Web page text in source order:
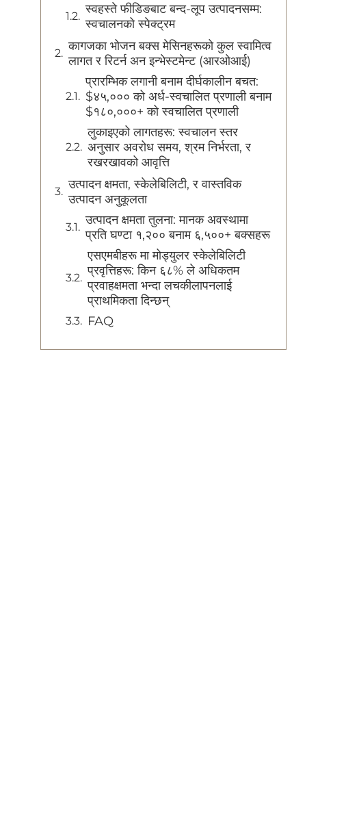
स्वहस्ते फीडिङबाट बन्द-लूप उत्पादनसम्म:
स्वचालनको स्पेक्ट्रम
कागजका भोजन बक्स मेसिनहरूको कुल स्वामित्व
लागत र रिटर्न अन इन्भेस्टमेन्ट (आरओआई)
प्रारम्भिक लगानी बनाम दीर्घकालीन बचत:
$४५,००० को अर्ध-स्वचालित प्रणाली बनाम
$१८०,०००+ को स्वचालित प्रणाली
लुकाइएको लागतहरू: स्वचालन स्तर
अनुसार अवरोध समय, श्रम निर्भरता, र
रखरखावको आवृत्ति
उत्पादन क्षमता, स्केलेबिलिटी, र वास्तविक
उत्पादन अनुकूलता
उत्पादन क्षमता तुलना: मानक अवस्थामा
प्रति घण्टा १,२०० बनाम ६,५००+ बक्सहरू
एसएमबीहरू मा मोड्युलर स्केलेबिलिटी
प्रवृत्तिहरू: किन ६८% ले अधिकतम
प्रवाहक्षमता भन्दा लचकीलापनलाई
प्राथमिकता दिन्छन्
FAQ